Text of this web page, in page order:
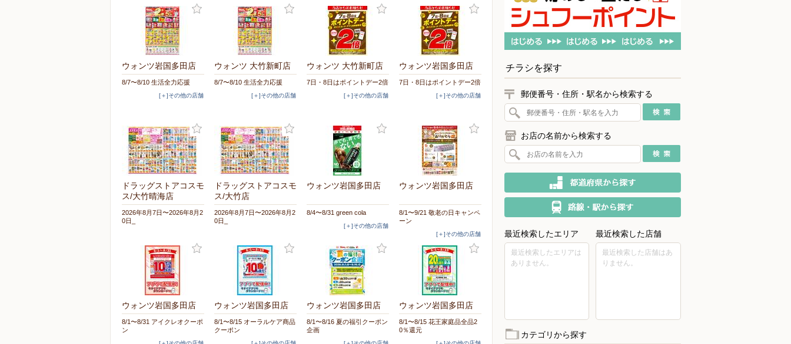
ウォンツ岩国多田店
8/7〜8/10 生活全力応援
[＋]その他の店舗
ウォンツ 大竹新町店
8/7〜8/10 生活全力応援
[＋]その他の店舗
ウォンツ 大竹新町店
7日・8日はポイントデー2倍
[＋]その他の店舗
ウォンツ岩国多田店
7日・8日はポイントデー2倍
[＋]その他の店舗
ドラッグストアコスモ
ス/大竹晴海店
2026年8月7日〜2026年8月2
0日_
ドラッグストアコスモ
ス/大竹店
2026年8月7日〜2026年8月2
0日_
ウォンツ岩国多田店
8/4〜8/31 green cola
[＋]その他の店舗
ウォンツ岩国多田店
8/1〜9/21 敬老の日キャンペ
ーン
[＋]その他の店舗
ウォンツ岩国多田店
8/1〜8/31 アイクレオクーポ
ン
ウォンツ岩国多田店
8/1〜8/15 オーラルケア商品
クーポン
ウォンツ岩国多田店
8/1〜8/16 夏の福引クーポン
企画
ウォンツ岩国多田店
8/1〜8/15 花王家庭品全品2
0％還元
チラシを探す
郵便番号・住所・駅名から検索する
お店の名前から検索する
最近検索したエリア
最近検索したエリアは
ありません。
最近検索した店舗
最近検索した店舗はあ
りません。
カテゴリから探す